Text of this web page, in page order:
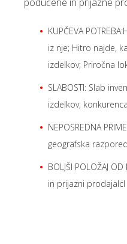
KUPČEVA
iz nje; Hitro najde,
izdelkov; Priročna
SLABOSTI: Slab
izdelkov,
NEPOSREDNA
geografska
BOLJŠI POLOŽAJ
in prijazni prodajalcI